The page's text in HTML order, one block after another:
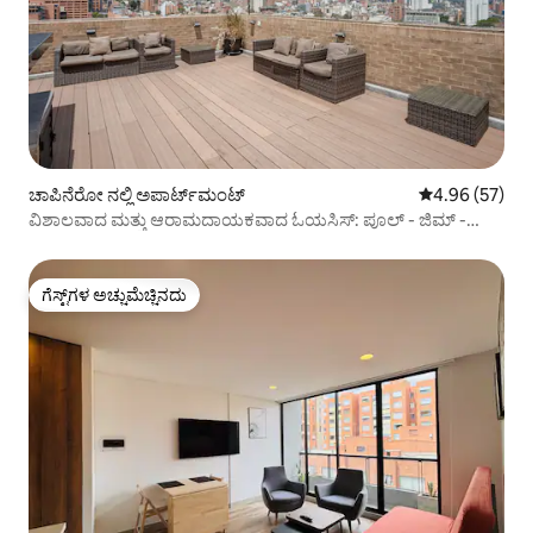
ಚಾಪಿನೆರೋ ನಲ್ಲಿ ಅಪಾರ್ಟ್‌ಮಂಟ್ 5 ರಲ್ಲಿ 4.96
4.96 (57)
ವಿಶಾಲವಾದ ಮತ್ತು ಆರಾಮದಾಯಕವಾದ ಓಯಸಿಸ್: ಪೂಲ್ - ಜಿಮ್ -
ಗೆಸ್ಟ್‌ಗಳ ಅಚ್ಚುಮೆಚ್ಚಿನದು
ಗೆಸ್ಟ್‌ಗಳ ಅಚ್ಚುಮೆಚ್ಚಿನದು